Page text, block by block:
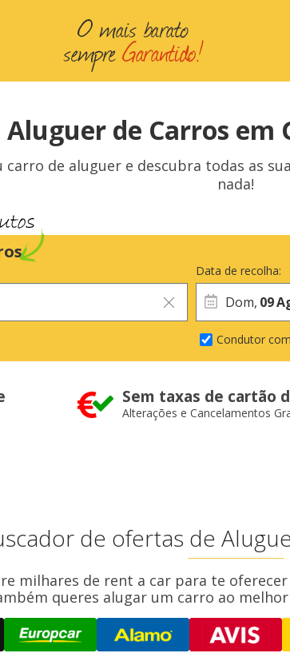
Aluguer de Carros em
de aluguer e descubra todas as
nada!
Data de recolha:
Dom, 09
Condutor
Sem taxas de cartão
Alterações e Cancelamentos
de ofertas de
milhares de rent a car para te
queres alugar um carro ao